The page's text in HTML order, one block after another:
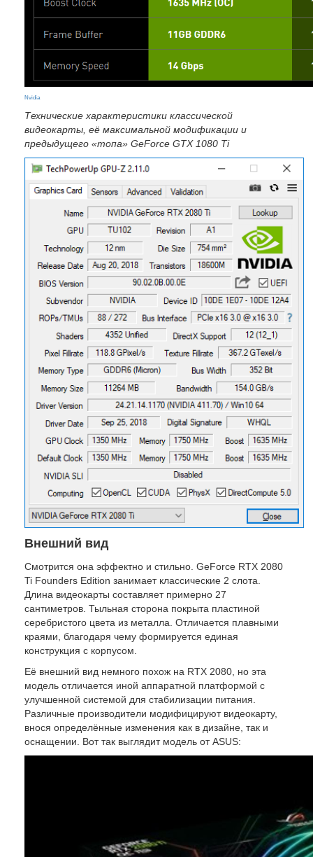
Nvidia
Технические характеристики классической
видеокарты, её максимальной модификации и
предыдущего «топа» GeForce GTX 1080 Ti
Внешний вид
Смотрится она эффектно и стильно. GeForce RTX 2080
Ti Founders Edition занимает классические 2 слота.
Длина видеокарты составляет примерно 27
сантиметров. Тыльная сторона покрыта пластиной
серебристого цвета из металла. Отличается плавными
краями, благодаря чему формируется единая
конструкция с корпусом.
Её внешний вид немного похож на RTX 2080, но эта
модель отличается иной аппаратной платформой с
улучшенной системой для стабилизации питания.
Различные производители модифицируют видеокарту,
внося определённые изменения как в дизайне, так и
оснащении. Вот так выглядит модель от ASUS: